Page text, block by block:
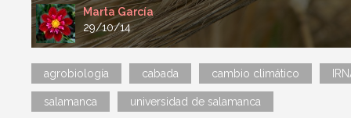
Marta García
29/10/14
agrobiología cabada cambio climático
salamanca universidad de salamanca